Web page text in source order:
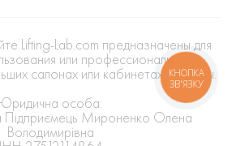
Lifting-Lab.com предназначены для
или профессионального
салонах или кабинетах красоты.
Юридична особа:
Мироненко Олена
Володимирівна
КНОПКА
ЗВ'ЯЗКУ